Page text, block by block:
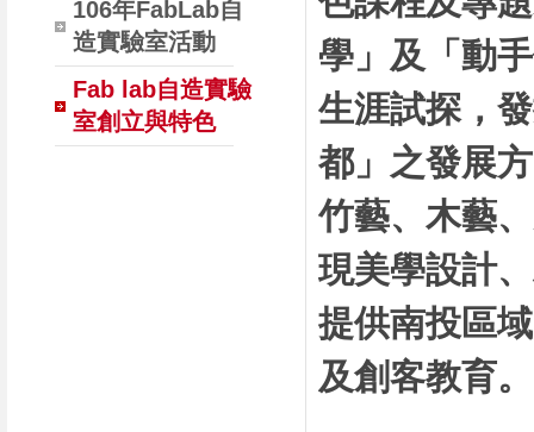
106年FabLab自
造實驗室活動
Fab lab自造實驗
室創立與特色
學」及「動
生涯試探，
都」之發展
竹藝、木藝
現美學設計
提供南投區
及創客教育。